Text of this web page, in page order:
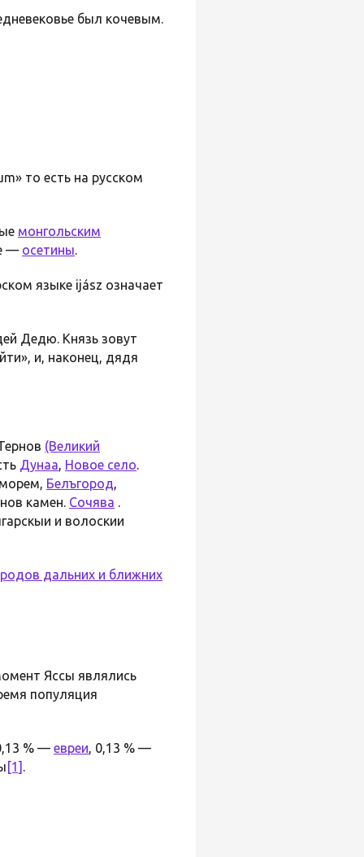
был кочевым.
то есть на русском
монгольским
— осетины.
языке ijász означает
Дедю. Князь зовут
и, наконец, дядя
(Великий
Дунаа, Новое село.
Белъгород,
камен. Сочява .
и волоскии
дальних и ближних
Яссы являлись
популяция
% — евреи, 0,13 % —
[1] .